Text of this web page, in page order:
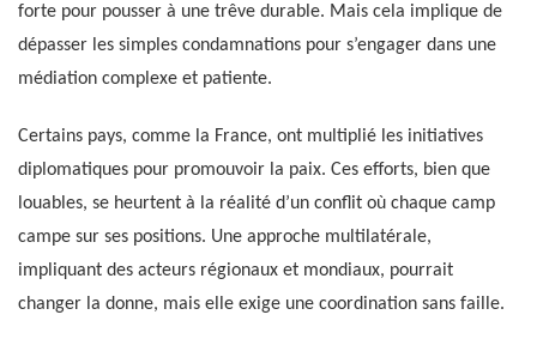
forte pour pousser à une trêve durable. Mais cela implique de
dépasser les simples condamnations pour s’engager dans une
médiation complexe et patiente.
Certains pays, comme la France, ont multiplié les initiatives
diplomatiques pour promouvoir la paix. Ces efforts, bien que
louables, se heurtent à la réalité d’un conflit où chaque camp
campe sur ses positions. Une approche multilatérale,
impliquant des acteurs régionaux et mondiaux, pourrait
changer la donne, mais elle exige une coordination sans faille.